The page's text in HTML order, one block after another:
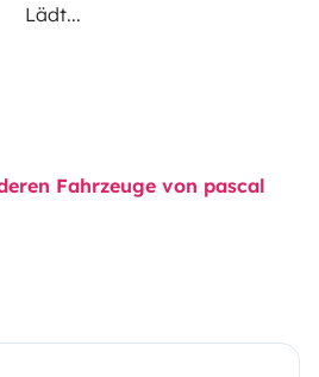
Lädt...
Fahrzeuge von pascal